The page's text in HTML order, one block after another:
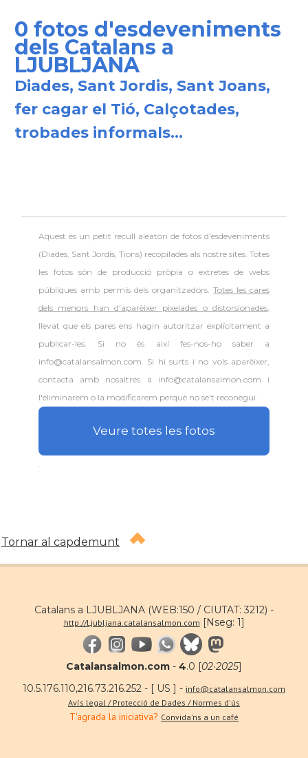
0 fotos d'esdeveniments
dels Catalans a
LJUBLJANA
Diades, Sant Jordis, Sant Joans,
fer cagar el Tió, Calçotades,
trobades informals...
Aquest és un petit recull aleatori defotos d'esdeveniments
(Diades, Sant Jordis, Tions) recopilades als nostre sites. Totes
les fotos són de producció pròpia o extretes de webs
públiques amb permís dels organitzadors.Totes les cares
dels menors han d'aparèixer pixelades o distorsionades,
llevat que els pares ens hagin autoritzar explícitament a
publicar-les. Si no és així fes-nos-ho saber a
info@catalansalmon.com. Si hi surts i no vols aparèixer,
contacta amb nosaltres a info@catalansalmon.com i
l'eliminarem o la modificarem perquè no se't reconegui.
Veure totes les fotos
Tornar al capdemunt
Catalans a LJUBLJANA (WEB:150 / CIUTAT: 3212) -
http://Ljubljana.catalansalmon.com [Nseg: 1]
Catalansalmon.com - 4.0 [02·2025]
10.5.176.110,216.73.216.252 - [ US ] - info@catalansalmon.com
Avís legal / Protecció de Dades / Normes d'ús
T'agrada la iniciativa? Convida'ns a un café